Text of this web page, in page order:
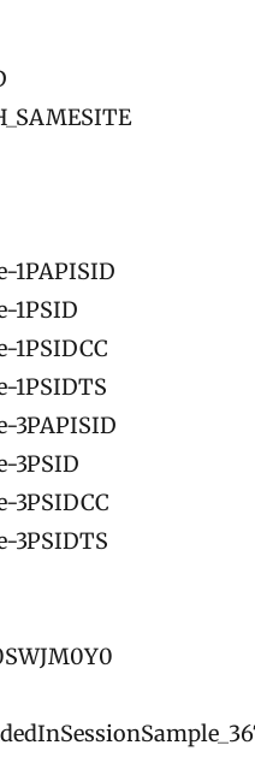
1PAPISID
1PSID
1PSIDCC
1PSIDTS
3PAPISID
3PSID
3PSIDCC
3PSIDTS